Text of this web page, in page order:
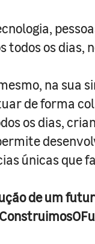
todos os dias,
na sua
de forma
os dias,
únicas que
de um